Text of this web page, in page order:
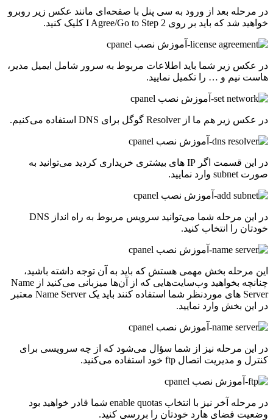
در مرحله بعد از ورود به سی پنل با صفحه‌ای مانند عکس زیر روبرو
خواهید شد که باید بر روی I Agree/Go to Step 2 کلیک کنید.
در عکس زیر شما باید اطلاعات مربوط به سرور شامل ایمیل مدیر،
هاست نیم و … را تکمیل نمایید.
در عکس زیر هم ما از Resolver گوگل برای DNS استفاده می‌کنیم.
در این قسمت اگر IP های بیشتری خریداری کردید می‌توانید به
صورت subnet وارد نمایید.
در این مرحله شما می‌توانید سرویس مربوط به راه انداز DNS
خودتان را انتخاب کنید.
این مرحله بخش مهمی هستش که باید به آن توجه داشته باشید،
چنانچه بخواهید وب‌سایت‌هایی که از آن‌ها میزبانی می‌کنید از Name
Server های موردنظر شما استفاده کنند باید یک Name Server معتبر
در این بخش وارد نمایید.
در این مرحله نیز از شما سؤال می‌شود که از چه سرویسی برای
کنترل و مدیریت اتصال ftp خود استفاده می‌کنید.
در مرحله آخر نیز با انتخاب enable quotas شما قادر خواهید بود
وضعیت فضای هارد خودتان را بررسی کنید.